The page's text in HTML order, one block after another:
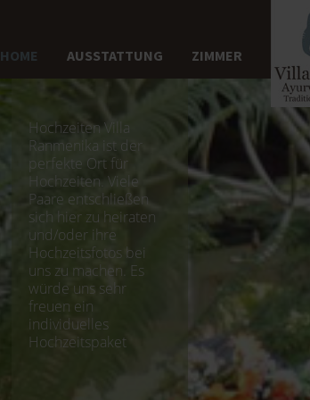
HOME AUSSTATTUNG ZIMMER
Hochzeiten Villa
Ranmenika ist der
perfekte Ort für
Hochzeiten. Viele
Paare entschließen
sich hier zu heiraten
und/oder ihre
Hochzeitsfotos bei
uns zu machen. Es
würde uns sehr
freuen ein
individuelles
Hochzeitspaket